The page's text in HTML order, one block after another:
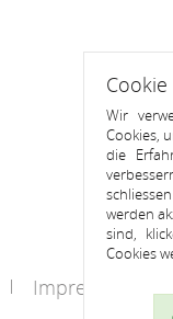
Impressum
Wir
Cookies,
die
werden
sind,
Cookies